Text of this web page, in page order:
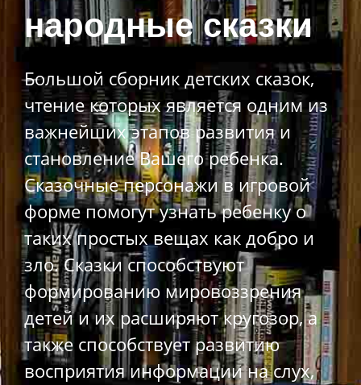
народные сказки
Большой сборник детских сказок,
чтение которых является одним из
важнейших этапов развития и
становление Вашего ребенка.
Сказочные персонажи в игровой
форме помогут узнать ребенку о
таких простых вещах как добро и
зло. Сказки способствуют
формированию мировоззрения
детей и их расширяют кругозор, а
также способствует развитию
восприятия информации на слух,